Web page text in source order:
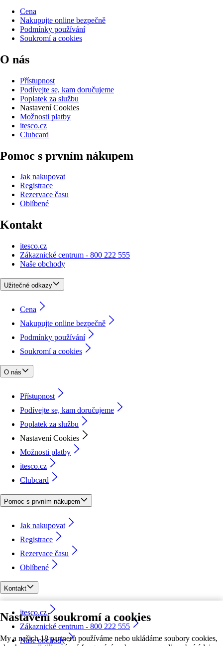
Nastavení soukromí a cookies
My a našich 18 partnerů používáme nebo ukládáme soubory cookies,
Cena
Nakupujte online bezpečně
Podmínky používání
Soukromí a cookies
O nás
Přístupnost
Podívejte se, kam doručujeme
Poplatek za službu
Nastavení Cookies
Možnosti platby
itesco.cz
Clubcard
Pomoc s prvním nákupem
Jak nakupovat
Registrace
Rezervace času
Oblíbené
Kontakt
itesco.cz
Zákaznické centrum - 800 222 555
Naše obchody
Užitečné odkazy
Cena
Nakupujte online bezpečně
Podmínky používání
Soukromí a cookies
O nás
Přístupnost
Podívejte se, kam doručujeme
Poplatek za službu
Nastavení Cookies
Možnosti platby
itesco.cz
Clubcard
Pomoc s prvním nákupem
Jak nakupovat
Registrace
Rezervace času
Oblíbené
Kontakt
itesco.cz
Zákaznické centrum - 800 222 555
Naše obchody